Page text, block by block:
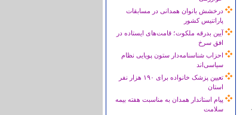
درخشش بانوان همدانی در مسابقات
پاراتنیس کشور
آیین بدرقه ملکوت؛ قامت‌های ایستاده در
افق سرخ
احزاب شناسنامه‌دار ستون پویایی نظام
سیاسی‌اند
تعیین پزشک خانواده برای ۱۹۰ هزار نفر
استان
پیام استاندار همدان به مناسبت هفته بیمه
سلامت